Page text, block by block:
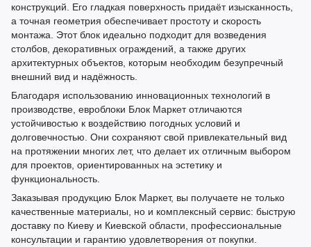
конструкций. Его гладкая поверхность придаёт изысканность,
а точная геометрия обеспечивает простоту и скорость
монтажа. Этот блок идеально подходит для возведения
столбов, декоративных ограждений, а также других
архитектурных объектов, которым необходим безупречный
внешний вид и надёжность.
Благодаря использованию инновационных технологий в
производстве, евроблоки Блок Маркет отличаются
устойчивостью к воздействию погодных условий и
долговечностью. Они сохраняют свой привлекательный вид
на протяжении многих лет, что делает их отличным выбором
для проектов, ориентированных на эстетику и
функциональность.
Заказывая продукцию Блок Маркет, вы получаете не только
качественные материалы, но и комплексный сервис: быструю
доставку по Киеву и Киевской области, профессиональные
консультации и гарантию удовлетворения от покупки.